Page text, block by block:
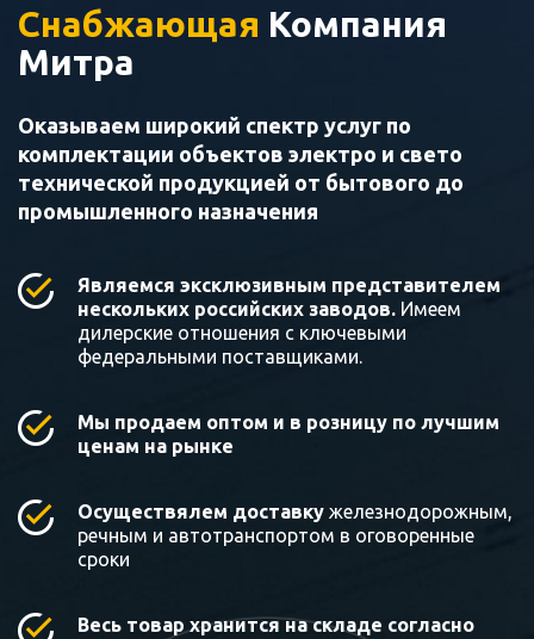
Снабжающая Компания
Митра
Оказываем широкий спектр услуг по
комплектации объектов электро и свето
технической продукцией от бытового до
промышленного назначения
Являемся эксклюзивным представителем
нескольких российских заводов. Имеем
дилерские отношения с ключевыми
федеральными поставщиками.
Мы продаем оптом и в розницу по лучшим
ценам на рынке
Осуществялем доставку железнодорожным,
речным и автотранспортом в оговоренные
сроки
Весь товар хранится на складе согласно